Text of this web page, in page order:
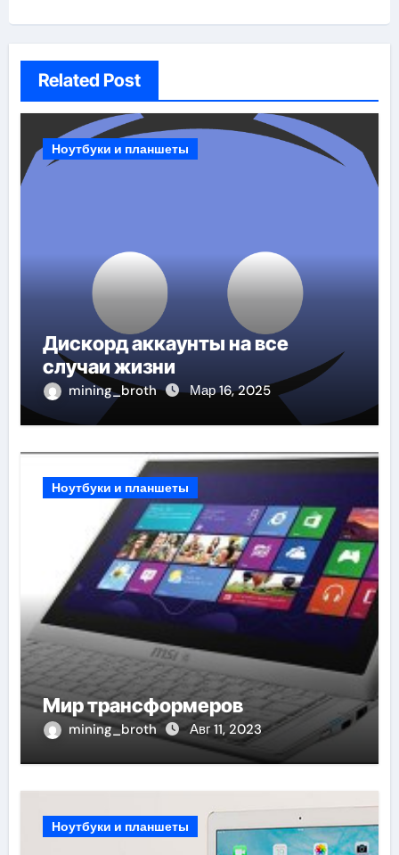
Related Post
Ноутбуки и планшеты
Дискорд аккаунты на все
случаи жизни
mining_broth Мар 16, 2025
Ноутбуки и планшеты
Мир трансформеров
mining_broth Авг 11, 2023
Ноутбуки и планшеты